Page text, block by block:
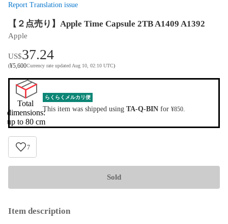
Report Translation issue
【２点売り】Apple Time Capsule 2TB A1409 A1392
Apple
US$37.24
(¥5,600Currency rate updated Aug 10, 02:10 UTC)
Total
dimensions:
up to 80 cm
らくらくメルカリ便
This item was shipped using TA-Q-BIN for ¥850.
7
Sold
Item description